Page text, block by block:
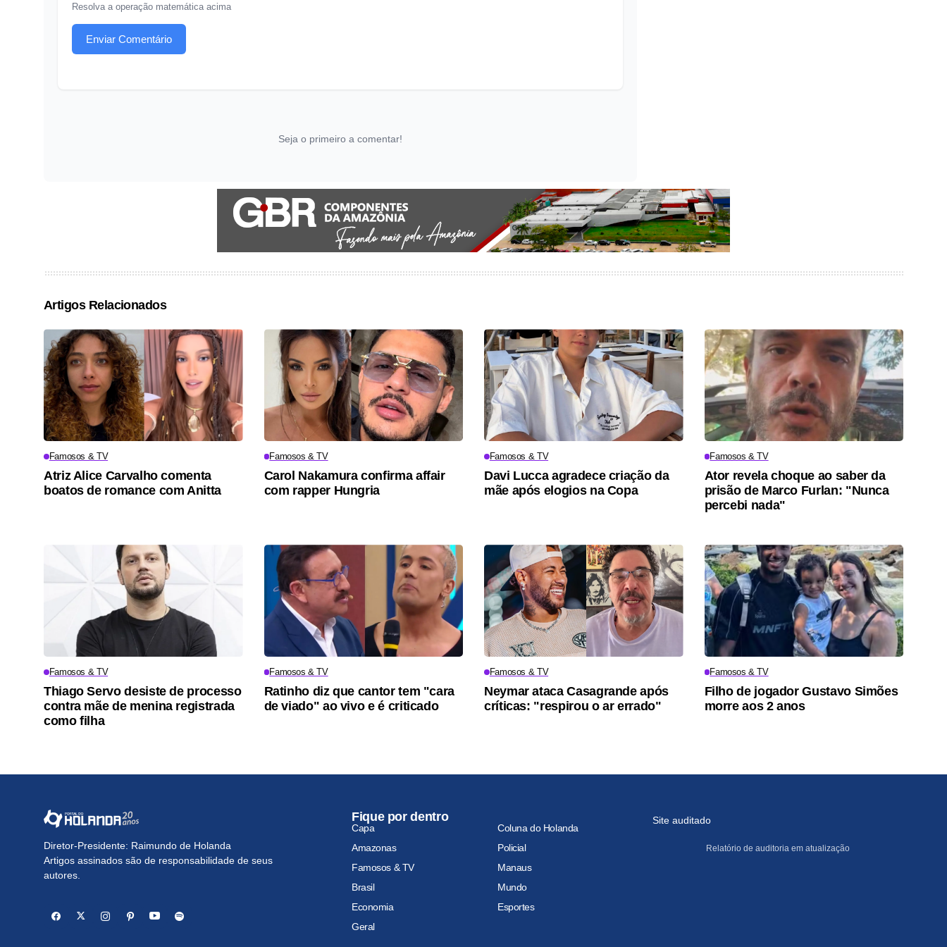
Resolva a operação matemática acima
Enviar Comentário
Seja o primeiro a comentar!
Artigos Relacionados
Famosos & TV
Atriz Alice Carvalho comenta
boatos de romance com Anitta
Famosos & TV
Carol Nakamura confirma affair
com rapper Hungria
Famosos & TV
Davi Lucca agradece criação da
mãe após elogios na Copa
Famosos & TV
Ator revela choque ao saber da
prisão de Marco Furlan: "Nunca
percebi nada"
Famosos & TV
Thiago Servo desiste de processo
contra mãe de menina registrada
como filha
Famosos & TV
Ratinho diz que cantor tem "cara
de viado" ao vivo e é criticado
Famosos & TV
Neymar ataca Casagrande após
críticas: "respirou o ar errado"
Famosos & TV
Filho de jogador Gustavo Simões
morre aos 2 anos
Diretor-Presidente: Raimundo de Holanda
Artigos assinados são de responsabilidade de seus
autores.
Fique por dentro
Capa
Coluna do Holanda
Amazonas
Policial
Famosos & TV
Manaus
Brasil
Mundo
Economia
Esportes
Geral
Site auditado
Relatório de auditoria em atualização